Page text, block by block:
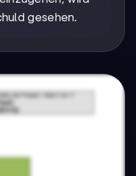
gesehen.